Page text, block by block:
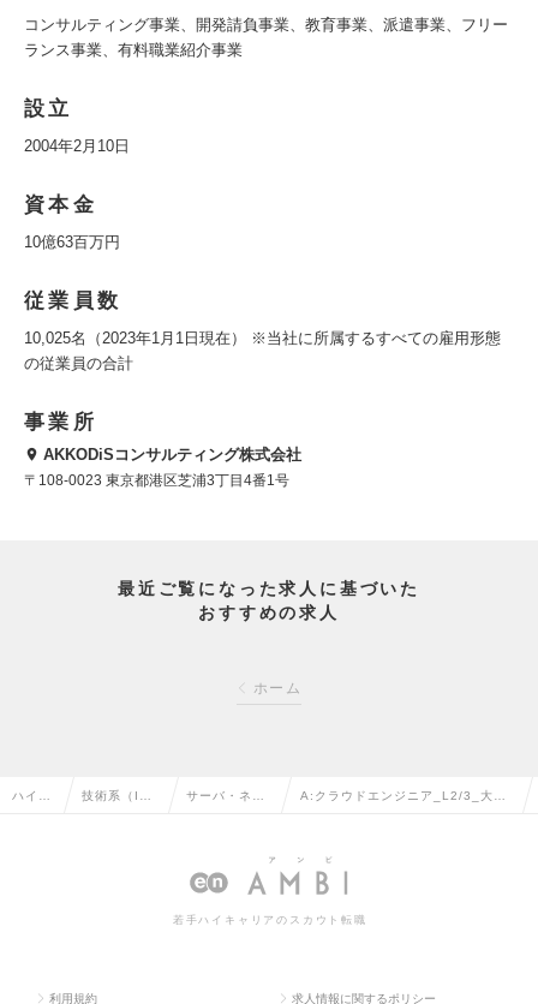
コンサルティング事業、開発請負事業、教育事業、派遣事業、フリー
ランス事業、有料職業紹介事業
設立
2004年2月10日
資本金
10億63百万円
従業員数
10,025名（2023年1月1日現在） ※当社に所属するすべての雇用形態
の従業員の合計
事業所
AKKODiSコンサルティング株式会社
〒108-0023 東京都港区芝浦3丁目4番1号
最近ご覧になった求人に基づいた
おすすめの求人
ホーム
ハイク 技術系（I サーバ・ネッ
ジニアの転職
A:クラウドエンジニア_L2/3_大手
メイン＜東京都＞の求人情報
若手ハイキャリアのスカウト転職
利用規約 求人情報に関するポリシー